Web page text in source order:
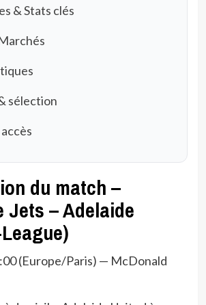
& Stats clés
sélection
du match –
Jets – Adelaide
(Europe/Paris) — McDonald